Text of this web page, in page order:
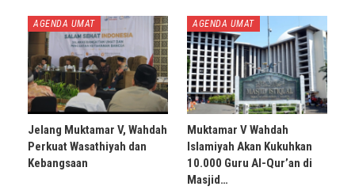
AGENDA UMAT
Jelang Muktamar V, Wahdah
Perkuat Wasathiyah dan
Kebangsaan
AGENDA UMAT
Muktamar V Wahdah
Islamiyah Akan Kukuhkan
10.000 Guru Al-Qur’an di
Masjid…